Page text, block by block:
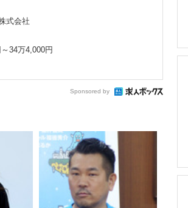
式会社
34万4,000円
Sponsored by